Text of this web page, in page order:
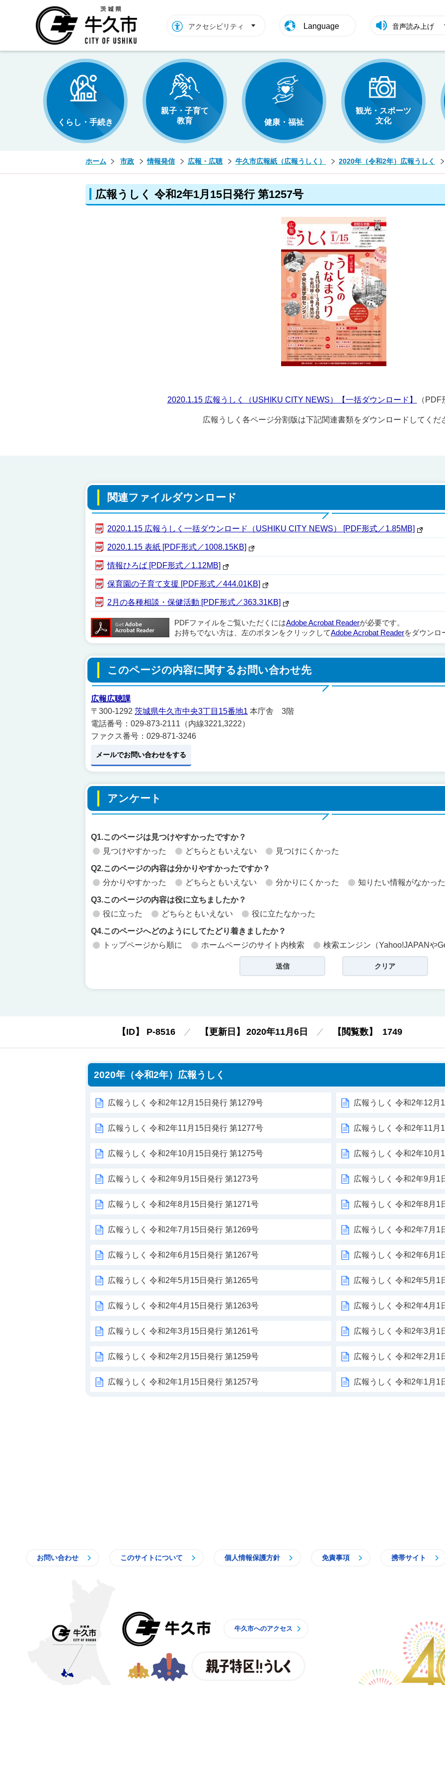
アクセシビリティ Language 音声読み上げ
くらし・手続き
親子・子育て
教育
健康・福祉
観光・スポーツ
文化
ホーム 市政 情報発信 広報・広聴 牛久市広報紙（広報うしく） 2020年（令和2年）広報うしく
広報うしく 令和2年1月15日発行 第1257号
2020.1.15 広報うしく（USHIKU CITY NEWS）【一括ダウンロード】 （
広報うしく各ページ分割版は下記関連書類をダウンロードしてくだ
関連ファイルダウンロード
2020.1.15 広報うしく一括ダウンロード（USHIKU CITY NEWS） [PDF形式／1.85MB]
2020.1.15 表紙 [PDF形式／1008.15KB]
情報ひろば [PDF形式／1.12MB]
保育園の子育て支援 [PDF形式／444.01KB]
2月の各種相談・保健活動 [PDF形式／363.31KB]
PDFファイルをご覧いただくにはAdobe Acrobat Readerが必要です。
お持ちでない方は、左のボタンをクリックしてAdobe Acrobat Readerをダウンロ
このページの内容に関するお問い合わせ先
広報広聴課
〒300-1292 茨城県牛久市中央3丁目15番地1 本庁舎 3階
電話番号：029-873-2111（内線3221,3222）
ファクス番号：029-871-3246
メールでお問い合わせをする
アンケート
Q1.このページは見つけやすかったですか？
見つけやすかった
どちらともいえない 見つけにくかった
Q2.このページの内容は分かりやすかったですか？
分かりやすかった
どちらともいえない 分かりにくかった 知りたい情報がなかった
Q3.このページの内容は役に立ちましたか？
役に立った
どちらともいえない 役に立たなかった
Q4.このページへどのようにしてたどり着きましたか？
トップページから順に
ホームページのサイト内検索 検索エンジン（Yahoo!JAPANや
【ID】 P-8516 【更新日】 2020年11月6日 【閲覧数】 1749
2020年（令和2年）広報うしく
広報うしく 令和2年12月15日発行 第1279号 広報うしく 令和2年12月
広報うしく 令和2年11月15日発行 第1277号 広報うしく 令和2年11月
広報うしく 令和2年10月15日発行 第1275号 広報うしく 令和2年10月
広報うしく 令和2年9月15日発行 第1273号 広報うしく 令和2年9月1
広報うしく 令和2年8月15日発行 第1271号 広報うしく 令和2年8月1
広報うしく 令和2年7月15日発行 第1269号 広報うしく 令和2年7月1
広報うしく 令和2年6月15日発行 第1267号 広報うしく 令和2年6月1
広報うしく 令和2年5月15日発行 第1265号 広報うしく 令和2年5月1
広報うしく 令和2年4月15日発行 第1263号 広報うしく 令和2年4月1
広報うしく 令和2年3月15日発行 第1261号 広報うしく 令和2年3月1
広報うしく 令和2年2月15日発行 第1259号 広報うしく 令和2年2月1
広報うしく 令和2年1月15日発行 第1257号 広報うしく 令和2年1月1
お問い合わせ このサイトについて 個人情報保護方針 免責事項 携帯サイト
牛久市へのアクセス